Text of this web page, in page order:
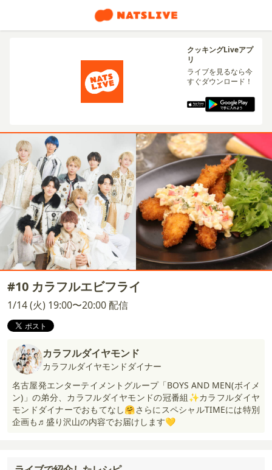
クッキングLiveアプ
リ
ライブを見るなら今
すぐダウンロード！
#10 カラフルエビフライ
1/14 (火) 19:00〜20:00 配信
カラフルダイヤモンド
カラフルダイヤモンドダイナー
名古屋発エンターテイメントグループ「BOYS AND MEN(ボイメ
ン)」の弟分、カラフルダイヤモンドの冠番組✨カラフルダイヤ
モンドダイナーでおもてなし🤗さらにスペシャルTIMEには特別
企画も♬盛り沢山の内容でお届けします💛